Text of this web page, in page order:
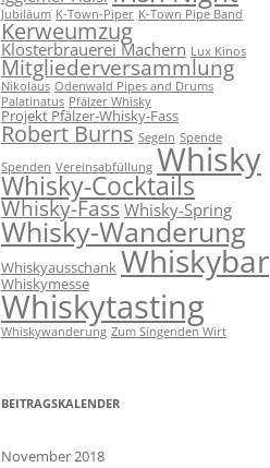
Jubiläum K-Town-Piper K-Town Pipe Band
Kerweumzug
Klosterbrauerei Machern Lux Kinos
Mitgliederversammlung
Nikolaus Odenwald Pipes and Drums
Palatinatus Pfälzer Whisky
Projekt Pfälzer-Whisky-Fass
Robert Burns Segeln Spende
Spenden Vereinsabfüllung Whisky
Whisky-Cocktails
Whisky-FassWhisky-Spring
Whisky-Wanderung
Whiskyausschank Whiskybar
Whiskymesse
Whiskytasting
Whiskywanderung Zum Singenden Wirt
BEITRAGSKALENDER
November 2018